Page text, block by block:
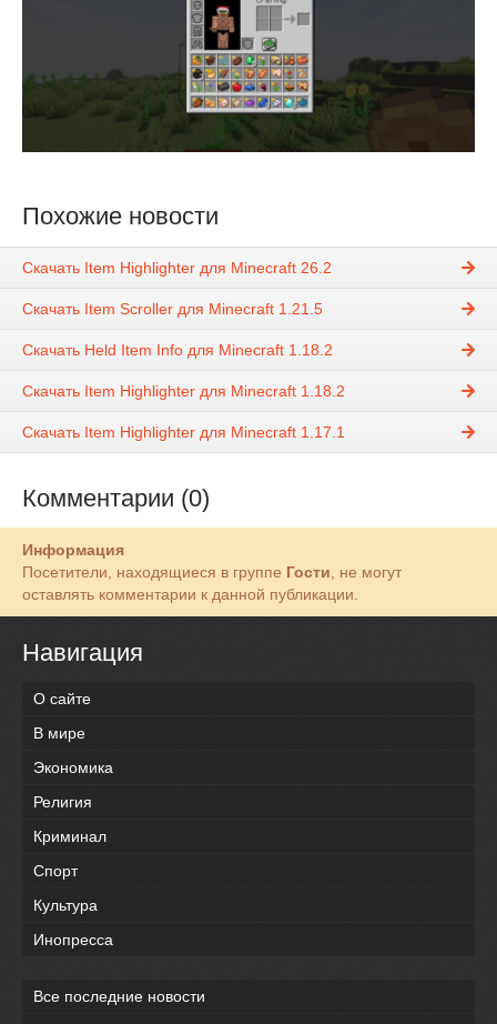
Похожие новости
Скачать Item Highlighter для Minecraft 26.2
Скачать Item Scroller для Minecraft 1.21.5
Скачать Held Item Info для Minecraft 1.18.2
Скачать Item Highlighter для Minecraft 1.18.2
Скачать Item Highlighter для Minecraft 1.17.1
Комментарии (0)
Информация
Посетители, находящиеся в группе Гости , не могут
оставлять комментарии к данной публикации.
Навигация
О сайте
В мире
Экономика
Религия
Криминал
Спорт
Культура
Инопресса
Все последние новости